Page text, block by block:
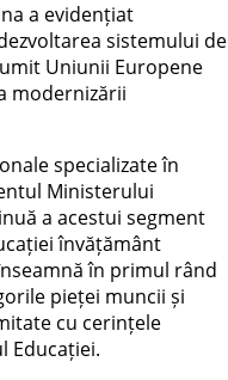
a evidențiat
sistemului de
Uniunii Europene
modernizării
specializate în
Ministerului
a acestui segment
învățământ
în primul rând
pieței muncii și
cu cerințele
Educației.